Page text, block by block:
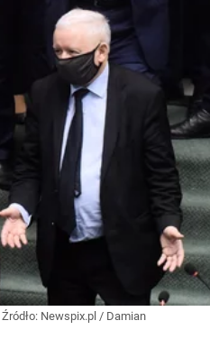
Źródło: Newspix.pl / Damian